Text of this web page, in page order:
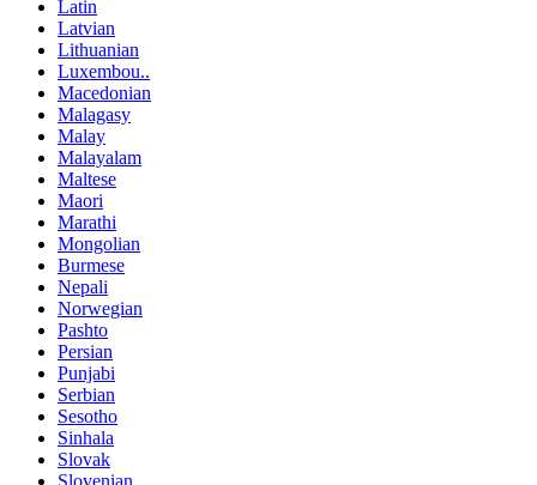
Latin
Latvian
Lithuanian
Luxembou..
Macedonian
Malagasy
Malay
Malayalam
Maltese
Maori
Marathi
Mongolian
Burmese
Nepali
Norwegian
Pashto
Persian
Punjabi
Serbian
Sesotho
Sinhala
Slovak
Slovenian